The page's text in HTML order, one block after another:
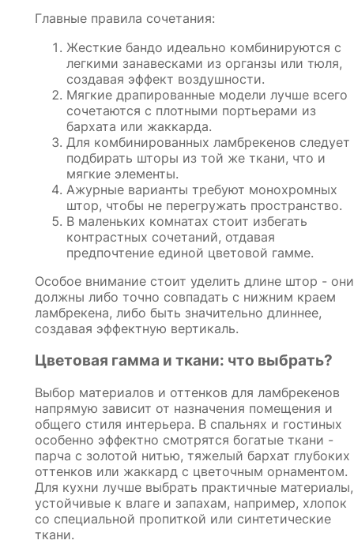
Главные правила сочетания:
Жесткие бандо идеально комбинируются с
легкими занавесками из органзы или тюля,
создавая эффект воздушности.
Мягкие драпированные модели лучше всего
сочетаются с плотными портьерами из
бархата или жаккарда.
Для комбинированных ламбрекенов следует
подбирать шторы из той же ткани, что и
мягкие элементы.
Ажурные варианты требуют монохромных
штор, чтобы не перегружать пространство.
В маленьких комнатах стоит избегать
контрастных сочетаний, отдавая
предпочтение единой цветовой гамме.
Особое внимание стоит уделить длине штор - они
должны либо точно совпадать с нижним краем
ламбрекена, либо быть значительно длиннее,
создавая эффектную вертикаль.
Цветовая гамма и ткани: что выбрать?
Выбор материалов и оттенков для ламбрекенов
напрямую зависит от назначения помещения и
общего стиля интерьера. В спальнях и гостиных
особенно эффектно смотрятся богатые ткани -
парча с золотой нитью, тяжелый бархат глубоких
оттенков или жаккард с цветочным орнаментом.
Для кухни лучше выбрать практичные материалы,
устойчивые к влаге и запахам, например, хлопок
со специальной пропиткой или синтетические
ткани.